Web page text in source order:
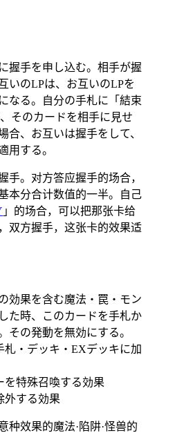
握手を申し込む。相手が握
いのLPは、お互いのLPを
なる。自分の手札に「結束
そのカードを相手に見せ
合、お互いは握手をして、
用する。
。对方答应握手的场合，
本分合计数值的一半。自己
」的场合，可以把那张卡给
双方握手，这张卡的效果适
効果を含む魔法・罠・モン
た時、このカードを手札か
その発動を無効にする。
札・デッキ・EXデッキに加
を特殊召喚する効果
外する効果
效果的魔法·陷阱·怪兽的